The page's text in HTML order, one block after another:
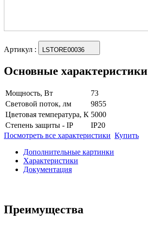
Артикул : LSTORE00036
Основные характеристики
Мощность, Вт
73
Световой поток, лм
9855
Цветовая температура, К 5000
Степень защиты - IP
IP20
Посмотреть все характеристики Купить
Дополнительные картинки
Характеристики
Документация
Преимущества